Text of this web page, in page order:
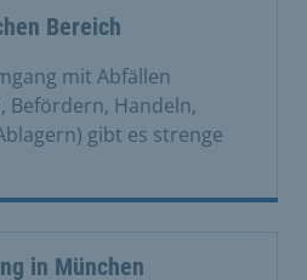
Bereich
mit Abfällen
Befördern, Handeln,
gibt es strenge
in München